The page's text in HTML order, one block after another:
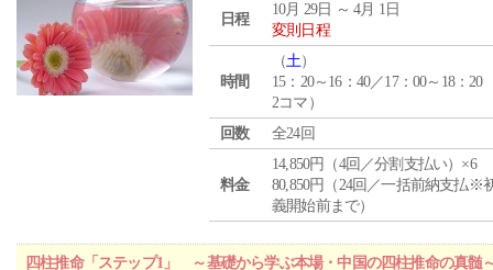
日程
10月 29日 ～ 4月 1日
変則日程
時間
（土）
15：20～16：40／17：00～18：20
2コマ）
回数
全24回
料金
14,850円（4回／分割支払い）×6
80,850円（24回／一括前納支払※
義開始前まで）
四柱推命「ステップ1」 ～基礎から学ぶ本場・中国の四柱推命の真髄